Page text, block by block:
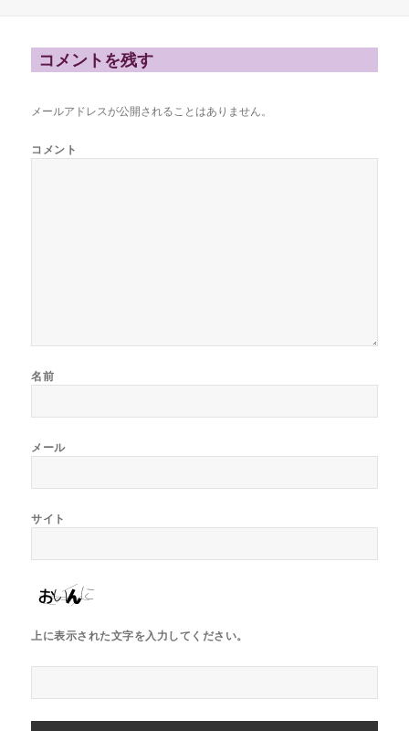
コメントを残す
メールアドレスが公開されることはありません。
コメント
名前
メール
サイト
上に表示された文字を入力してください。